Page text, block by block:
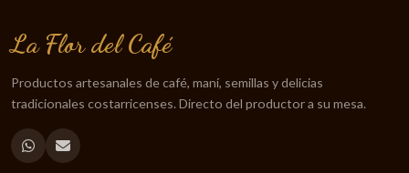
La Flor del Café
Productos artesanales de café, maní, semillas y delicias
tradicionales costarricenses. Directo del productor a su mesa.